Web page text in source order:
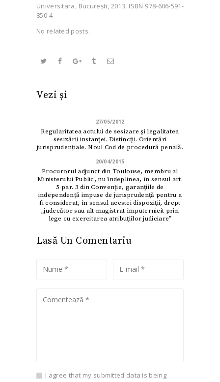
Universitara, Bucureşti, 2013, ISBN 978-606-591-
850-4
No related posts.
Vezi și
27/05/2012
Regularitatea actului de sesizare şi legalitatea
sesizării instanței. Distincții. Orientări
jurisprudențiale. Noul Cod de procedură penală.
20/04/2015
Procurorul adjunct din Toulouse, membru al
Ministerului Public, nu îndeplinea, în sensul art.
5 par. 3 din Convenţie, garanţiile de
independenţă impuse de jurisprudenţă pentru a
fi considerat, în sensul acestei dispoziţii, drept
„judecător sau alt magistrat împuternicit prin
lege cu exercitarea atribuţiilor judiciare”
Lasă Un Comentariu
I agree that my submitted data is being